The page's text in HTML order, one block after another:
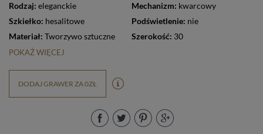
Rodzaj: eleganckie Mechanizm: kwarcowy
Szkiełko: hesalitowe Podświetlenie: nie
Materiał: Tworzywo sztuczne Szerokość: 30
POKAŻ WIĘCEJ
DODAJ GRAWER ZA 0ZŁ